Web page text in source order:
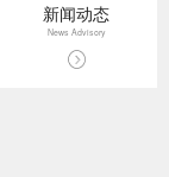
新闻动态
News Advisory